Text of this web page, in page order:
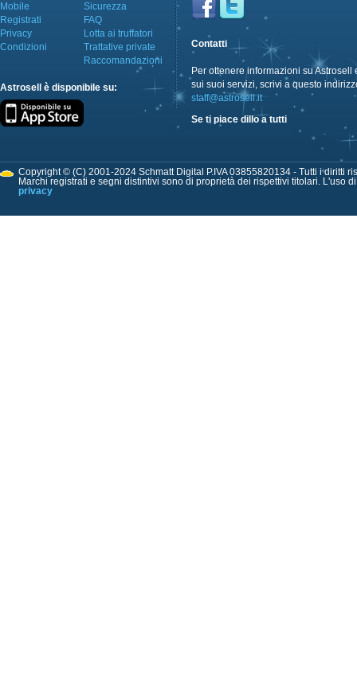
Mobile
Registrati
Privacy
Condizioni
Sicurezza
FAQ
Lotta ai truffatori
Trattative private
Raccomandazioni
Astrosell è disponibile su:
Contatti
Per ottenere informazioni su Astrosell
sui suoi servizi, scrivi a questo
staff@astrosell.it
Se ti piace dillo a tutti
Copyright © (C) 2001-2024 Schmatt Digital P.IVA 03855820134 - Tutti i diritti
Marchi registrati e segni distintivi sono di proprietà dei rispettivi titolari. L'uso
privacy